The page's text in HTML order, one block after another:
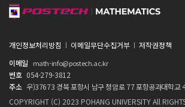
개인정보처리방침 이메일무단수집거부
저작권정책
이메일
math-info@postech.ac.kr
번호 054-279-3812
주소 우)37673 경북 포항시 남구 청암로 77 포항공과대학교
COPYRIGHT (C) 2023 POHANG UNIVERSITY All